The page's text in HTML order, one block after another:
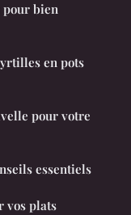
pour bien
en pots
pour votre
essentiels
vos plats